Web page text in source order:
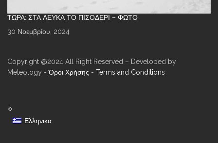
ΤΏΡΑ: ΣΤΑ ΛΕΥΚΆ ΤΟ ΠΙΣΟΔΈΡΙ – ΦΩΤΌ
30 Νοεμβρίου, 2024
Copyright @2024 All Right Reserved – Developed by
Meteology -Όροι Χρήσης - Terms and Conditions
Ελληνικα